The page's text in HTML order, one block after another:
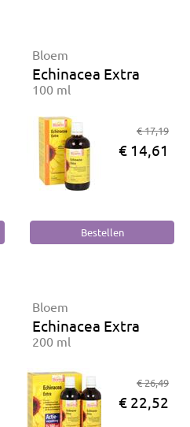
Bloem
Echinacea Extra
100 ml
€ 17,19
€ 14,61
Bloem
Echinacea Extra
200 ml
€ 26,49
€ 22,52